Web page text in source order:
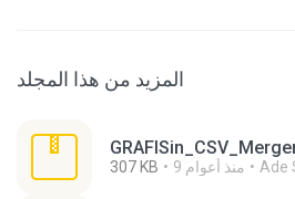
المزيد من هذا المجلد
307 KB 9 منذ أعوام Ade